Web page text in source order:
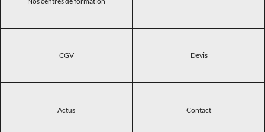
CGV Devis
Actus Contact